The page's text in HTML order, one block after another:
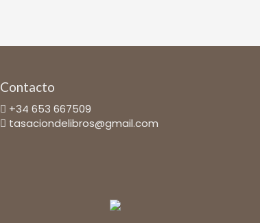
Contacto
+34 653 667509
tasaciondelibros@gmail.com